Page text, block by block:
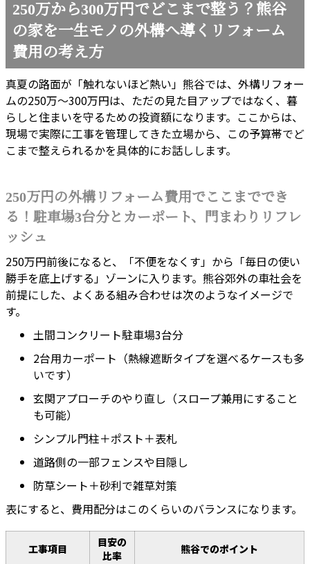
250万から300万円でどこまで整う？熊谷
の家を一生モノの外構へ導くリフォーム
費用の考え方
真夏の路面が「触れないほど熱い」熊谷では、外構リフォー
ムの250万〜300万円は、ただの見た目アップではなく、暮
らしと住まいを守るための投資額になります。ここからは、
現場で実際に工事を管理してきた立場から、この予算帯でど
こまで整えられるかを具体的にお話しします。
250万円の外構リフォーム費用でここまででき
る！駐車場3台分とカーポート、門まわりリフレ
ッシュ
250万円前後になると、「不便をなくす」から「毎日の使い
勝手を底上げする」ゾーンに入ります。熊谷郊外の車社会を
前提にした、よくある組み合わせは次のようなイメージで
す。
土間コンクリート駐車場3台分
2台用カーポート（熱線遮断タイプを選べるケースも多
いです）
玄関アプローチのやり直し（スロープ兼用にすること
も可能）
シンプル門柱＋ポスト＋表札
道路側の一部フェンスや目隠し
防草シート＋砂利で雑草対策
表にすると、費用配分はこのくらいのバランスになります。
工事項目
目安の
比率
熊谷でのポイント